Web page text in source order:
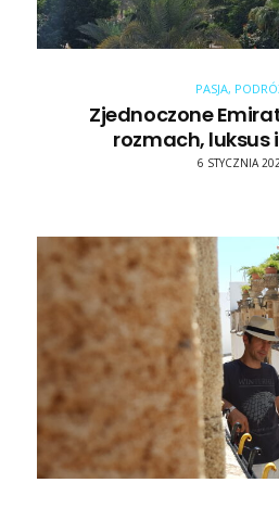
PASJA,
Zjednoczone
rozmach, luksus
6 STYCZNIA